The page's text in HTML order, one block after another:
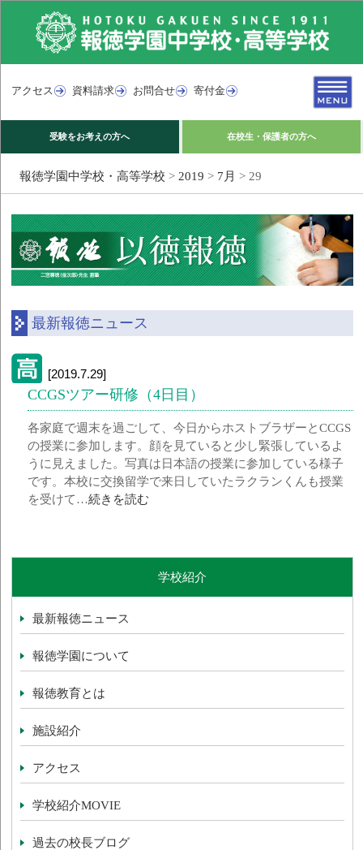
アクセス 資料請求 お問合せ 寄付金
受験をお考えの方へ 在校生・保護者の方へ
報徳学園中学校・高等学校 > 2019 > 7月 > 29
最新報徳ニュース
[2019.7.29]
CCGSツアー研修（4日目）
各家庭で週末を過ごして、今日からホストブラザーとCCGS
の授業に参加します。顔を見ていると少し緊張しているよ
うに見えました。写真は日本語の授業に参加している様子
です。本校に交換留学で来日していたラクランくんも授業
を受けて…続きを読む
学校紹介
最新報徳ニュース
報徳学園について
報徳教育とは
施設紹介
アクセス
学校紹介MOVIE
過去の校長ブログ